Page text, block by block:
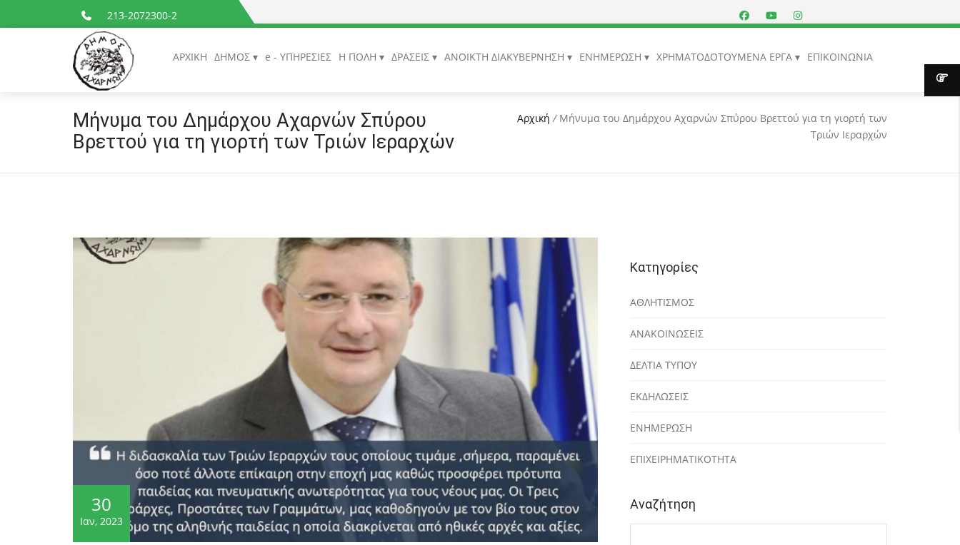
213-2072300-2
ΑΡΧΙΚΗ ΔΗΜΟΣ e - ΥΠΗΡΕΣΙΕΣ Η ΠΟΛΗ ΔΡΑΣΕΙΣ ΑΝΟΙΚΤΗ ΔΙΑΚΥΒΕΡΝΗΣΗ ΕΝΗΜΕΡΩΣΗ ΧΡΗΜΑΤΟΔΟΤΟΥΜΕΝΑ ΕΡΓΑ ΕΠΙΚΟΙΝΩΝΙΑ
Μήνυμα του Δημάρχου Αχαρνών Σπύρου
Βρεττού για τη γιορτή των Τριών Ιεραρχών
Αρχική / Μήνυμα του Δημάρχου Αχαρνών Σπύρου Βρεττού για τη γιορτή των
Τριών Ιεραρχών
30
Ιαν, 2023
Κατηγορίες
ΑΘΛΗΤΙΣΜΟΣ
ΑΝΑΚΟΙΝΩΣΕΙΣ
ΔΕΛΤΙΑ ΤΥΠΟΥ
ΕΚΔΗΛΩΣΕΙΣ
ΕΝΗΜΕΡΩΣΗ
ΕΠΙΧΕΙΡΗΜΑΤΙΚΟΤΗΤΑ
Αναζήτηση